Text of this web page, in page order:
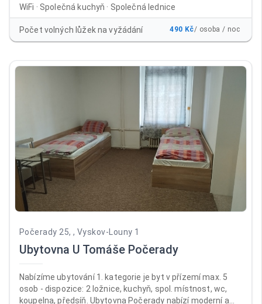
suterénu ubytovny je umístěna společenská místnost s
velkoplošnou televizí, sprchy, WC a kuchyň s jídelnou, kde si
mohou ubytovaní připravit v mikrovlnných troubách nebo
na sporácích jídlo po celý den. Mimo kuřárny na balkonech
pondělí až pátek od 12:00 do 17:00, v sobotu a neděli od
14:00 do 18:00. Ubytováváme od 14:00, jinak předchozí
WiFi · Společná kuchyň · Společná lednice
Počet volných lůžek na vyžádání 490 Kč/ osoba / noc
Počerady 25, , Vyskov-Louny 1
Ubytovna U Tomáše Počerady
Nabízíme ubytování 1. kategorie je byt v přízemí max. 5
osob - dispozice: 2 ložnice, kuchyň, spol. místnost, wc,
koupelna, předsíň. Ubytovna Počerady nabízí moderní a